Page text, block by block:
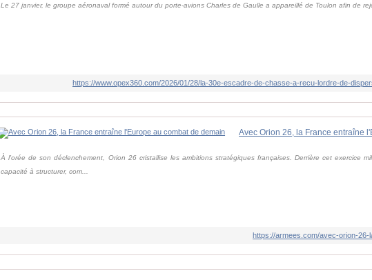
Le 27 janvier, le groupe aéronaval formé autour du porte-avions Charles de Gaulle a appareillé de Toulon afin de
https://www.opex360.com/2026/01/28/la-30e-escadre-de-chasse-a-recu-lordre-de-
Avec Orion 26, la France entraîne
À l'orée de son déclenchement, Orion 26 cristallise les ambitions stratégiques françaises. Derrière cet exercice
capacité à structurer, com...
https://armees.com/avec-orion-